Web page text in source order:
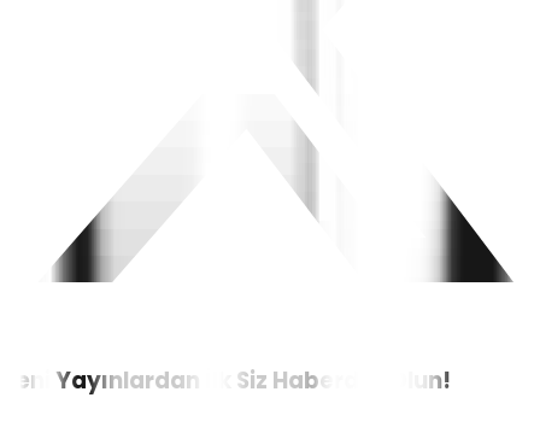
Yeni Yayınlardan İlk Siz Haberdar Olun!